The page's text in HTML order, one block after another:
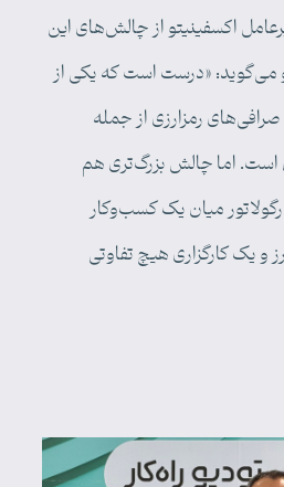
اکسفینیتو از چالش‌های این
«درست است که یکی از
رمزارزی از جمله
است. اما چالش بزرگ‌تری هم
رگولاتور میان یک کسب‌وکار
و یک کارگزاری هیچ تفاوتی